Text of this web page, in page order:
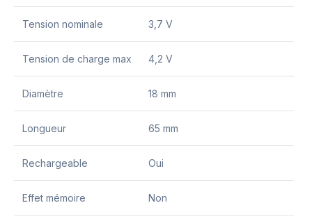
Tension nominale 3,7 V
Tension de charge max 4,2 V
Diamètre 18 mm
Longueur 65 mm
Rechargeable Oui
Effet mémoire Non